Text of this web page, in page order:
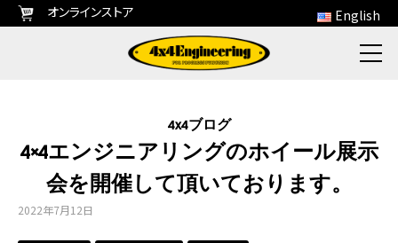
オンラインストア English
4x4ブログ
4×4エンジニアリングのホイール展示
会を開催して頂いております。
2022年7月12日